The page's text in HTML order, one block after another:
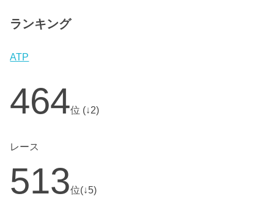
ランキング
ATP
464位 (↓2)
レース
513位(↓5)